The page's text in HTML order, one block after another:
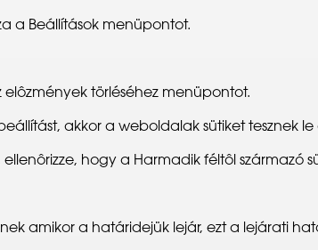
a Beállítások menüpontot.
elôzmények törléséhez menüpontot.
akkor a weboldalak sütiket tesznek
hogy a Harmadik féltôl származó
amikor a határidejük lejár, ezt a lejárati